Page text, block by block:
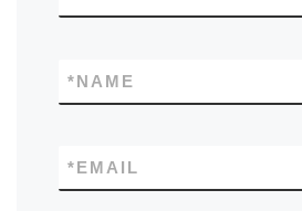
NAME
*
EMAIL
*